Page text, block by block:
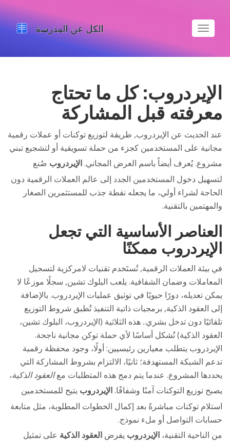
تبديل
الملاحة
الإيردروب: كل ما تحتاج
معرفته قبل المشاركة
عند الحديث عن الإيردروب, طريقة لتوزيع توكنات أو عملات رقمية
مجانية على المستخدمين كجزء من حملة تسويقية أو لتشجيع تبني
مشروع.يُعرف أيضاً باسم العرض المجاني.الإيردروب صُنع
لتسهيل دخول المستخدمين الجدد إلى عالم العملات الرقمية دون
الحاجة لشراء أولي، ما يجعله نقطة جذب للمستثمرين الصغار
والمهتمين بالتقنية.
العناصر الأساسية التي تجعل
الإيردروب ممكنًا
في بيئة العملات الرقمية,تُستَخدم تقنيات لامركزية لتسجيل
المعاملات وضمان الشفافية. يلعب البلوك تشين, سجلًا موزعًا لا
يمكن تعديله، دورًا حيويًا في توثيق عمليات الإيردروب. بالإضافة
إلى العقود الذكية, برمجيات ذاتية التنفيذ تُطبق شروط التوزيع
تلقائيًا دون تدخل بشري.. هذه الثلاثية (الإيردروب، البلوك تشين،
العقود الذكية) تُشكل أساسًا لأي حملة توكن مجانية ناجحة.
الإيردروب يتطلب معيارين رئيسيين: أولًا، وجود محفظة رقمية
تدعم الشبكة المستهدفة؛ ثانيًا، الالتزام بشروط المشاركة التي
يحددها المشروع. عندما يتم دمج هذه المتطلبات معالعقود الذكية،
يصبح توزيع التوكنات آمنًا وشفافًا.الإيردروب يتيح للمستخدمين
استلام توكنات مباشرةً بعد إكمال الخطوات المطلوبة، مثل متابعة
حسابات التواصل أو ملء نموذج.
من الناحية التقنية، الإيردروب يفرض العقود الذكية على تمثيل